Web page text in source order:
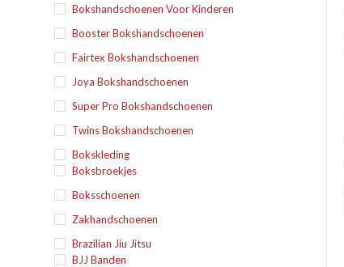
Bokshandschoenen Voor Kinderen
Booster Bokshandschoenen
Fairtex Bokshandschoenen
Joya Bokshandschoenen
Super Pro Bokshandschoenen
Twins Bokshandschoenen
Bokskleding
Boksbroekjes
Boksschoenen
Zakhandschoenen
Brazilian Jiu Jitsu
BJJ Banden